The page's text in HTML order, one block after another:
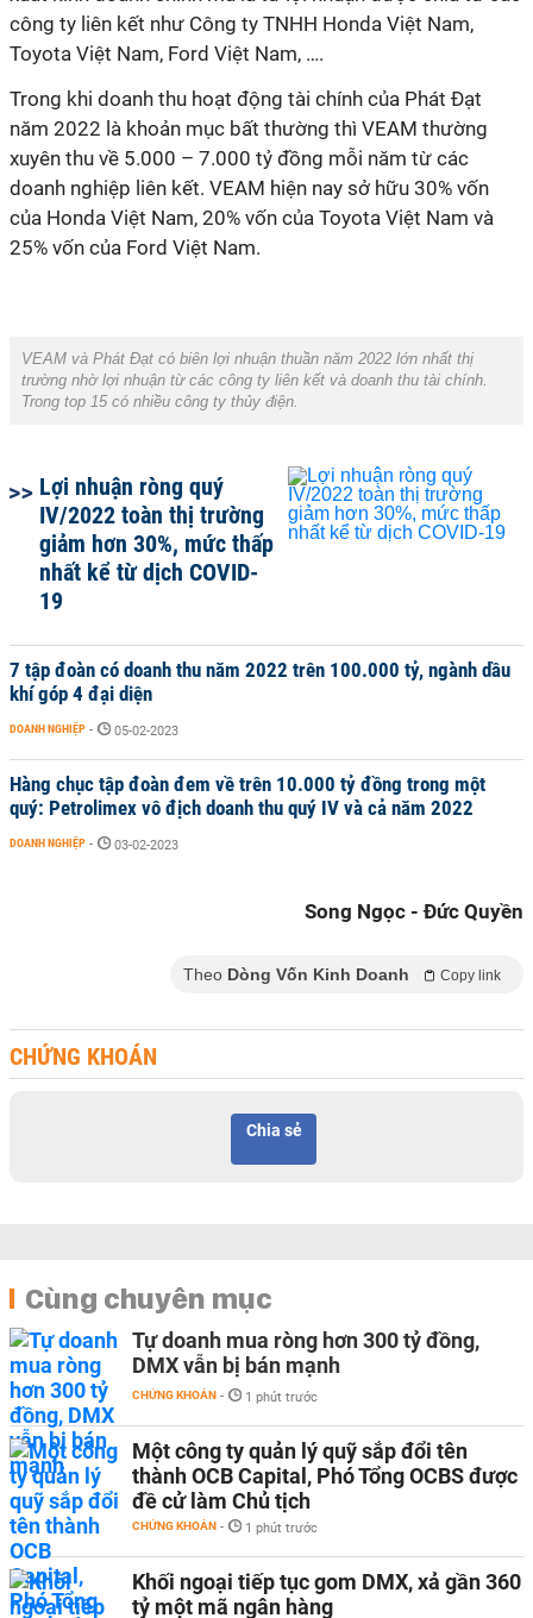
công ty liên kết như Công ty TNHH Honda Việt Nam,
Toyota Việt Nam, Ford Việt Nam, ….
Trong khi doanh thu hoạt động tài chính của Phát Đạt
năm 2022 là khoản mục bất thường thì VEAM thường
xuyên thu về 5.000 – 7.000 tỷ đồng mỗi năm từ các
doanh nghiệp liên kết. VEAM hiện nay sở hữu 30% vốn
của Honda Việt Nam, 20% vốn của Toyota Việt Nam và
25% vốn của Ford Việt Nam.
VEAM và Phát Đạt có biên lợi nhuận thuần năm 2022 lớn nhất thị
trường nhờ lợi nhuận từ các công ty liên kết và doanh thu tài chính.
Trong top 15 có nhiều công ty thủy điện.
Lợi nhuận ròng quý
IV/2022 toàn thị trường
giảm hơn 30%, mức thấp
nhất kể từ dịch COVID-
19
7 tập đoàn có doanh thu năm 2022 trên 100.000 tỷ, ngành dầu
khí góp 4 đại diện
DOANH NGHIỆP - 05-02-2023
Hàng chục tập đoàn đem về trên 10.000 tỷ đồng trong một
quý: Petrolimex vô địch doanh thu quý IV và cả năm 2022
DOANH NGHIỆP - 03-02-2023
Song Ngọc - Đức Quyền
Theo Dòng Vốn Kinh Doanh Copy link
CHỨNG KHOÁN
Chia sẻ
Cùng chuyên mục
Tự doanh mua ròng hơn 300 tỷ đồng,
DMX vẫn bị bán mạnh
CHỨNG KHOÁN - 1 phút trước
Một công ty quản lý quỹ sắp đổi tên
thành OCB Capital, Phó Tổng OCBS được
đề cử làm Chủ tịch
CHỨNG KHOÁN - 1 phút trước
Khối ngoại tiếp tục gom DMX, xả gần 360
tỷ một mã ngân hàng